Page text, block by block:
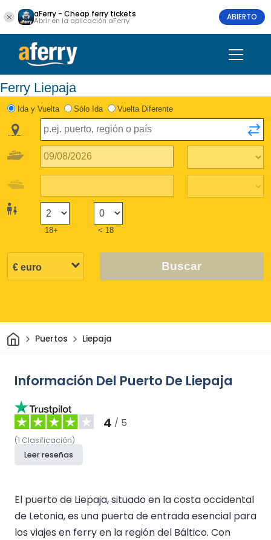
aFerry - Cheap ferry tickets
Abrir en la aplicación aFerry ABIERTO
Ferry Liepaja
Ida y Vuelta Sólo Ida Vuelta Diferente
18+ < 18
Buscar
InicioPuertos Liepaja
Información Del Puerto De Liepaja
4 / 5
(1 Clasificación)
Leer reseñas
El puerto de Liepaja, situado en la costa occidental
de Letonia, es una puerta de entrada esencial para
los viajes en ferry en la región del Báltico. Con